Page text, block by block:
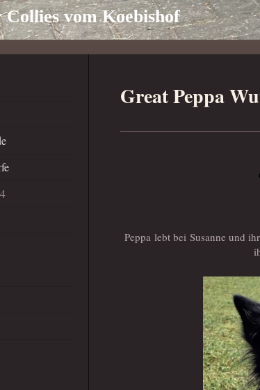
vom Koebishof
Great Peppa
Peppa lebt bei Susanne und